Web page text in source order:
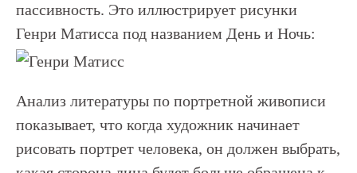
пассивность. Это иллюстрирует рисунки
Генри Матисса под названием День и Ночь:
Анализ литературы по портретной живописи
показывает, что когда художник начинает
рисовать портрет человека, он должен выбрать,